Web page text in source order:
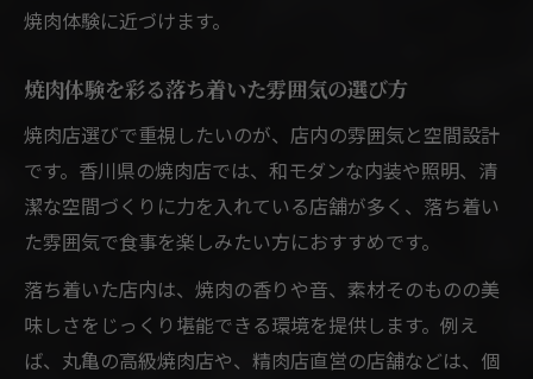
焼肉体験に近づけます。
焼肉体験を彩る落ち着いた雰囲気の選び方
焼肉店選びで重視したいのが、店内の雰囲気と空間設計
です。香川県の焼肉店では、和モダンな内装や照明、清
潔な空間づくりに力を入れている店舗が多く、落ち着い
た雰囲気で食事を楽しみたい方におすすめです。
落ち着いた店内は、焼肉の香りや音、素材そのものの美
味しさをじっくり堪能できる環境を提供します。例え
ば、丸亀の高級焼肉店や、精肉店直営の店舗などは、個